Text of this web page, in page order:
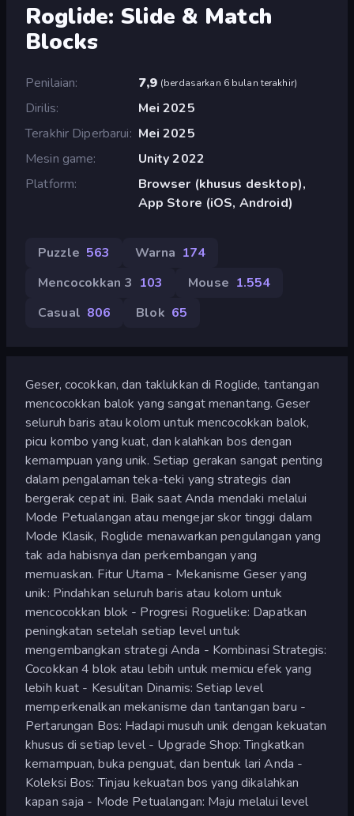
Roglide: Slide & Match
Blocks
Penilaian 7,9 (berdasarkan 6 bulan terakhir)
Dirilis
Mei 2025
Terakhir Diperbarui
Mei 2025
Mesin game
Unity 2022
Platform
Browser (khusus desktop),
App Store (iOS, Android)
Puzzle 563 Warna 174
Mencocokkan 3 103 Mouse 1.554
Casual 806 Blok 65
Geser, cocokkan, dan taklukkan di Roglide, tantangan
mencocokkan balok yang sangat menantang. Geser
seluruh baris atau kolom untuk mencocokkan balok,
picu kombo yang kuat, dan kalahkan bos dengan
kemampuan yang unik. Setiap gerakan sangat penting
dalam pengalaman teka-teki yang strategis dan
bergerak cepat ini. Baik saat Anda mendaki melalui
Mode Petualangan atau mengejar skor tinggi dalam
Mode Klasik, Roglide menawarkan pengulangan yang
tak ada habisnya dan perkembangan yang
memuaskan. Fitur Utama - Mekanisme Geser yang
unik: Pindahkan seluruh baris atau kolom untuk
mencocokkan blok - Progresi Roguelike: Dapatkan
peningkatan setelah setiap level untuk
mengembangkan strategi Anda - Kombinasi Strategis:
Cocokkan 4 blok atau lebih untuk memicu efek yang
lebih kuat - Kesulitan Dinamis: Setiap level
memperkenalkan mekanisme dan tantangan baru -
Pertarungan Bos: Hadapi musuh unik dengan kekuatan
khusus di setiap level - Upgrade Shop: Tingkatkan
kemampuan, buka penguat, dan bentuk lari Anda -
Koleksi Bos: Tinjau kekuatan bos yang dikalahkan
kapan saja - Mode Petualangan: Maju melalui level